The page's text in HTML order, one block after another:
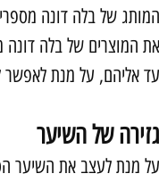
המותג של בלה דונה
את המוצרים של בלה דונה
עד אליהם, על מנת לאפשר
גזירה של השיער
על מנת לעצב את השיער